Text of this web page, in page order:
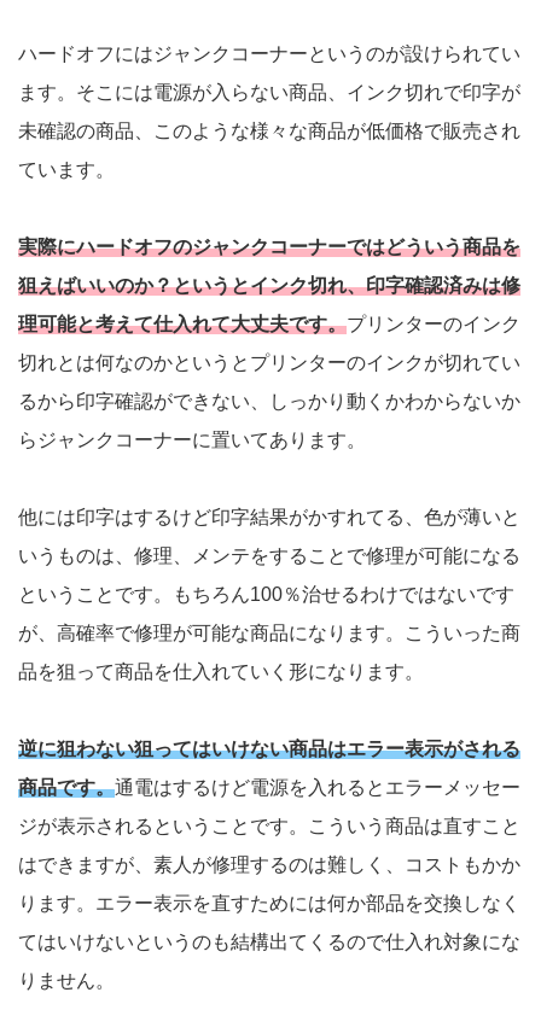
ハードオフにはジャンクコーナーというのが設けられてい
ます。そこには電源が入らない商品、インク切れで印字が
未確認の商品、このような様々な商品が低価格で販売され
ています。
実際にハードオフのジャンクコーナーではどういう商品を
狙えばいいのか？というとインク切れ、印字確認済みは修
理可能と考えて仕入れて大丈夫です。プリンターのインク
切れとは何なのかというとプリンターのインクが切れてい
るから印字確認ができない、しっかり動くかわからないか
らジャンクコーナーに置いてあります。
他には印字はするけど印字結果がかすれてる、色が薄いと
いうものは、修理、メンテをすることで修理が可能になる
ということです。もちろん100％治せるわけではないです
が、高確率で修理が可能な商品になります。こういった商
品を狙って商品を仕入れていく形になります。
逆に狙わない狙ってはいけない商品はエラー表示がされる
商品です。通電はするけど電源を入れるとエラーメッセー
ジが表示されるということです。こういう商品は直すこと
はできますが、素人が修理するのは難しく、コストもかか
ります。エラー表示を直すためには何か部品を交換しなく
てはいけないというのも結構出てくるので仕入れ対象にな
りません。